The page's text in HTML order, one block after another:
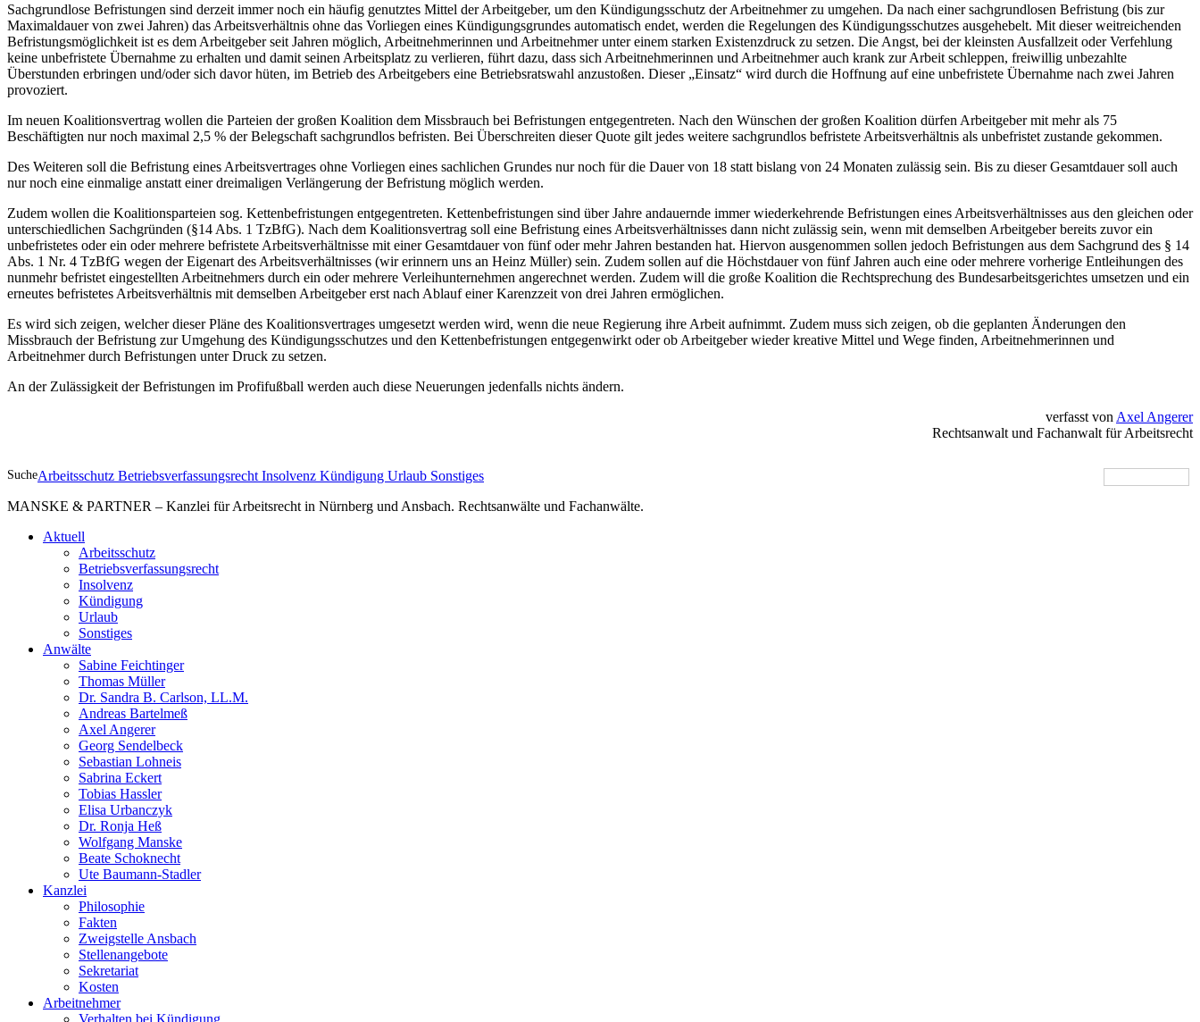
Sachgrundlose Befristungen sind derzeit immer noch ein häufig genutztes Mittel der Arbeitgeber, um den Kündigungsschutz der Arbeitnehmer zu umgehen. Da nach einer sachgrundlosen Befristung (bis zur
Maximaldauer von zwei Jahren) das Arbeitsverhältnis ohne das Vorliegen eines Kündigungsgrundes automatisch endet, werden die Regelungen des Kündigungsschutzes ausgehebelt. Mit dieser weitreichenden
Befristungsmöglichkeit ist es dem Arbeitgeber seit Jahren möglich, Arbeitnehmerinnen und Arbeitnehmer unter einem starken Existenzdruck zu setzen. Die Angst, bei der kleinsten Ausfallzeit oder Verfehlung
keine unbefristete Übernahme zu erhalten und damit seinen Arbeitsplatz zu verlieren, führt dazu, dass sich Arbeitnehmerinnen und Arbeitnehmer auch krank zur Arbeit schleppen, freiwillig unbezahlte
Überstunden erbringen und/oder sich davor hüten, im Betrieb des Arbeitgebers eine Betriebsratswahl anzustoßen. Dieser „Einsatz“ wird durch die Hoffnung auf eine unbefristete Übernahme nach zwei Jahren
provoziert.
Im neuen Koalitionsvertrag wollen die Parteien der großen Koalition dem Missbrauch bei Befristungen entgegentreten. Nach den Wünschen der großen Koalition dürfen Arbeitgeber mit mehr als 75
Beschäftigten nur noch maximal 2,5 % der Belegschaft sachgrundlos befristen. Bei Überschreiten dieser Quote gilt jedes weitere sachgrundlos befristete Arbeitsverhältnis als unbefristet zustande gekommen.
Des Weiteren soll die Befristung eines Arbeitsvertrages ohne Vorliegen eines sachlichen Grundes nur noch für die Dauer von 18 statt bislang von 24 Monaten zulässig sein. Bis zu dieser Gesamtdauer soll auch
nur noch eine einmalige anstatt einer dreimaligen Verlängerung der Befristung möglich werden.
Zudem wollen die Koalitionsparteien sog. Kettenbefristungen entgegentreten. Kettenbefristungen sind über Jahre andauernde immer wiederkehrende Befristungen eines Arbeitsverhältnisses aus den gleichen oder
unterschiedlichen Sachgründen (§14 Abs. 1 TzBfG). Nach dem Koalitionsvertrag soll eine Befristung eines Arbeitsverhältnisses dann nicht zulässig sein, wenn mit demselben Arbeitgeber bereits zuvor ein
unbefristetes oder ein oder mehrere befristete Arbeitsverhältnisse mit einer Gesamtdauer von fünf oder mehr Jahren bestanden hat. Hiervon ausgenommen sollen jedoch Befristungen aus dem Sachgrund des § 14
Abs. 1 Nr. 4 TzBfG wegen der Eigenart des Arbeitsverhältnisses (wir erinnern uns an Heinz Müller) sein. Zudem sollen auf die Höchstdauer von fünf Jahren auch eine oder mehrere vorherige Entleihungen des
nunmehr befristet eingestellten Arbeitnehmers durch ein oder mehrere Verleihunternehmen angerechnet werden. Zudem will die große Koalition die Rechtsprechung des Bundesarbeitsgerichtes umsetzen und ein
erneutes befristetes Arbeitsverhältnis mit demselben Arbeitgeber erst nach Ablauf einer Karenzzeit von drei Jahren ermöglichen.
Es wird sich zeigen, welcher dieser Pläne des Koalitionsvertrages umgesetzt werden wird, wenn die neue Regierung ihre Arbeit aufnimmt. Zudem muss sich zeigen, ob die geplanten Änderungen den
Missbrauch der Befristung zur Umgehung des Kündigungsschutzes und den Kettenbefristungen entgegenwirkt oder ob Arbeitgeber wieder kreative Mittel und Wege finden, Arbeitnehmerinnen und
Arbeitnehmer durch Befristungen unter Druck zu setzen.
An der Zulässigkeit der Befristungen im Profifußball werden auch diese Neuerungen jedenfalls nichts ändern.
verfasst von Axel Angerer
Rechtsanwalt und Fachanwalt für Arbeitsrecht
SucheArbeitsschutz Betriebsverfassungsrecht Insolvenz Kündigung Urlaub Sonstiges
MANSKE & PARTNER – Kanzlei für Arbeitsrecht in Nürnberg und Ansbach. Rechtsanwälte und Fachanwälte.
Aktuell
Arbeitsschutz
Betriebsverfassungsrecht
Insolvenz
Kündigung
Urlaub
Sonstiges
Anwälte
Sabine Feichtinger
Thomas Müller
Dr. Sandra B. Carlson, LL.M.
Andreas Bartelmeß
Axel Angerer
Georg Sendelbeck
Sebastian Lohneis
Sabrina Eckert
Tobias Hassler
Elisa Urbanczyk
Dr. Ronja Heß
Wolfgang Manske
Beate Schoknecht
Ute Baumann-Stadler
Kanzlei
Philosophie
Fakten
Zweigstelle Ansbach
Stellenangebote
Sekretariat
Kosten
Arbeitnehmer
Verhalten bei Kündigung